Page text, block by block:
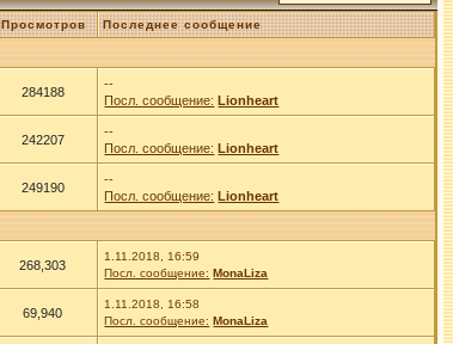
Просмотров Последнее сообщение
284188
--
Посл. сообщение: Lionheart
242207
--
Посл. сообщение: Lionheart
249190
--
Посл. сообщение: Lionheart
268,303
1.11.2018, 16:59
Посл. сообщение: MonaLiza
69,940
1.11.2018, 16:58
Посл. сообщение: MonaLiza